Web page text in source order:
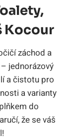
Kocour
záchod a
jednorázový
a čistotu pro
a varianty
do
že se váš